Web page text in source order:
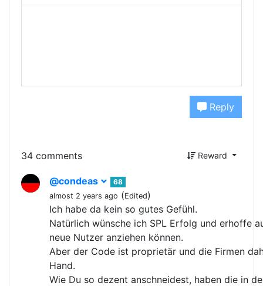
Reply
34 comments Reward
@condeas
68
almost 2 years ago (Edited)
Ich habe da kein so gutes Gefühl.
Natürlich wünsche ich SPL Erfolg und erhoffe
neue Nutzer anziehen können.
Aber der Code ist proprietär und die Firmen
Hand.
Wie Du so dezent anschneidest, haben die in